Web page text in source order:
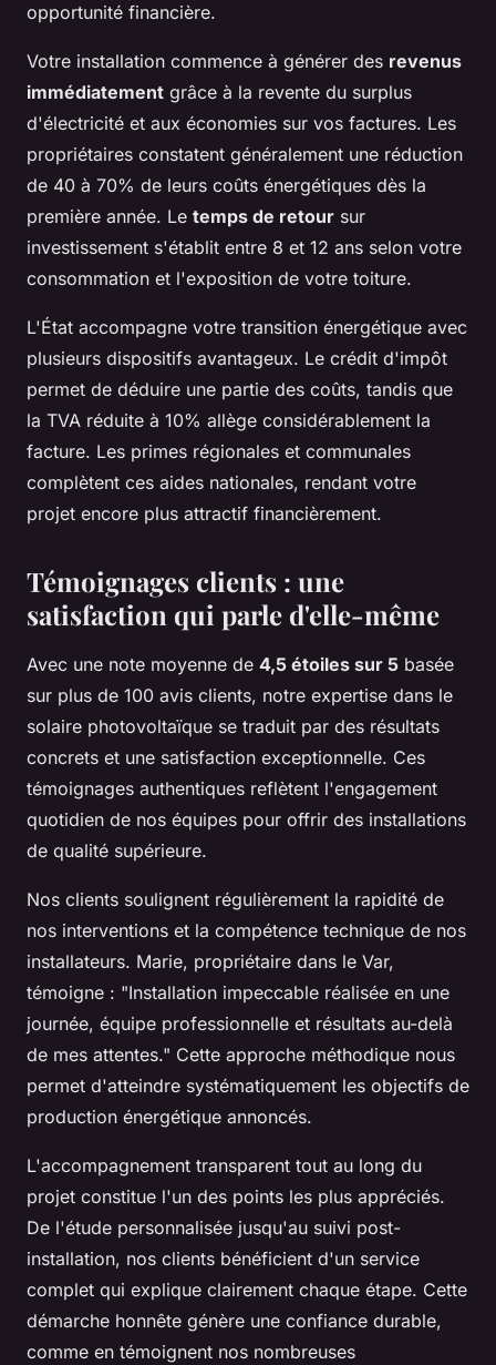
opportunité financière.
Votre installation commence à générer des revenus
immédiatement grâce à la revente du surplus
d'électricité et aux économies sur vos factures. Les
propriétaires constatent généralement une réduction
de 40 à 70% de leurs coûts énergétiques dès la
première année. Le temps de retour sur
investissement s'établit entre 8 et 12 ans selon votre
consommation et l'exposition de votre toiture.
L'État accompagne votre transition énergétique avec
plusieurs dispositifs avantageux. Le crédit d'impôt
permet de déduire une partie des coûts, tandis que
la TVA réduite à 10% allège considérablement la
facture. Les primes régionales et communales
complètent ces aides nationales, rendant votre
projet encore plus attractif financièrement.
Témoignages clients : une
satisfaction qui parle d'elle-même
Avec une note moyenne de 4,5 étoiles sur 5 basée
sur plus de 100 avis clients, notre expertise dans le
solaire photovoltaïque se traduit par des résultats
concrets et une satisfaction exceptionnelle. Ces
témoignages authentiques reflètent l'engagement
quotidien de nos équipes pour offrir des installations
de qualité supérieure.
Nos clients soulignent régulièrement la rapidité de
nos interventions et la compétence technique de nos
installateurs. Marie, propriétaire dans le Var,
témoigne : "Installation impeccable réalisée en une
journée, équipe professionnelle et résultats au-delà
de mes attentes." Cette approche méthodique nous
permet d'atteindre systématiquement les objectifs de
production énergétique annoncés.
L'accompagnement transparent tout au long du
projet constitue l'un des points les plus appréciés.
De l'étude personnalisée jusqu'au suivi post-
installation, nos clients bénéficient d'un service
complet qui explique clairement chaque étape. Cette
démarche honnête génère une confiance durable,
comme en témoignent nos nombreuses